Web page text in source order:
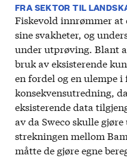
FRA SEKTOR TIL
Fiskevold innrømmer at
sine svakheter, og
under utprøving. Blant
bruk av eksisterende
en fordel og en ulempe
konsekvensutredning,
eksisterende data
av da Sweco skulle
strekningen mellom
måtte de gjøre egne